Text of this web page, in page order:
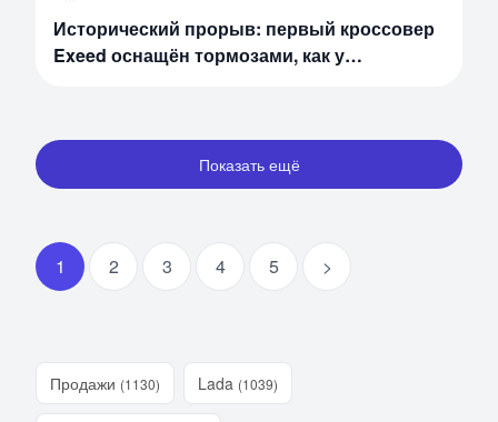
Исторический прорыв: первый кроссовер
Exeed оснащён тормозами, как у
Показать ещё
1 2 3 4 5 >
Продажи (1130) Lada (1039)